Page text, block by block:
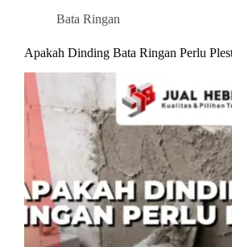
Bata Ringan
Apakah Dinding Bata Ringan Perlu